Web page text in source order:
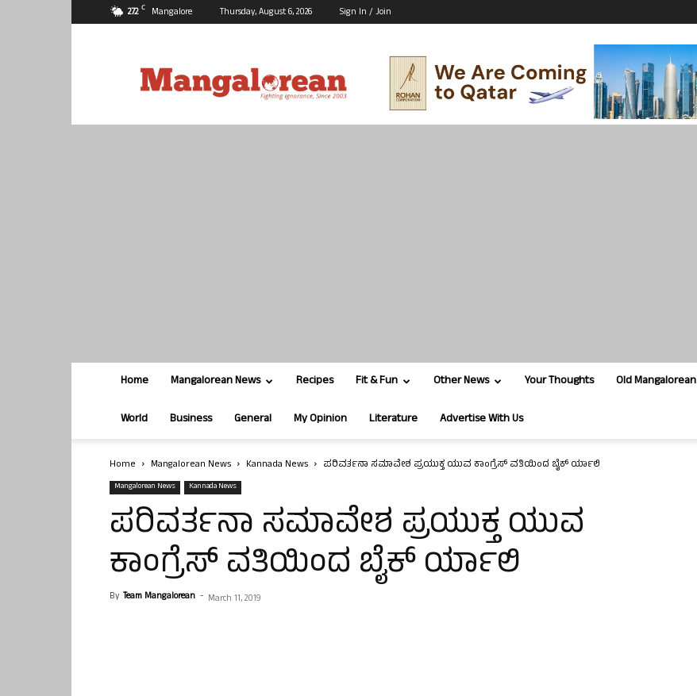
27.2 C Mangalore Thursday, August 6, 2026 Sign In / Join
Home Mangalorean News Recipes Fit & Fun Other News Your Thoughts Old Mangalorean
World Business General My Opinion Literature Advertise With Us
Home Mangalorean News Kannada News ಪರಿವರ್ತನಾ ಸಮಾವೇಶ ಪ್ರಯುಕ್ತ ಯುವ ಕಾಂಗ್ರೆಸ್ ವತಿಯಿಂದ ಬೈಕ್ ರ್ಯಾಲಿ
Mangalorean News Kannada News
ಪರಿವರ್ತನಾ ಸಮಾವೇಶ ಪ್ರಯುಕ್ತ ಯುವ
ಕಾಂಗ್ರೆಸ್ ವತಿಯಿಂದ ಬೈಕ್ ರ್ಯಾಲಿ
By Team Mangalorean - March 11, 2019